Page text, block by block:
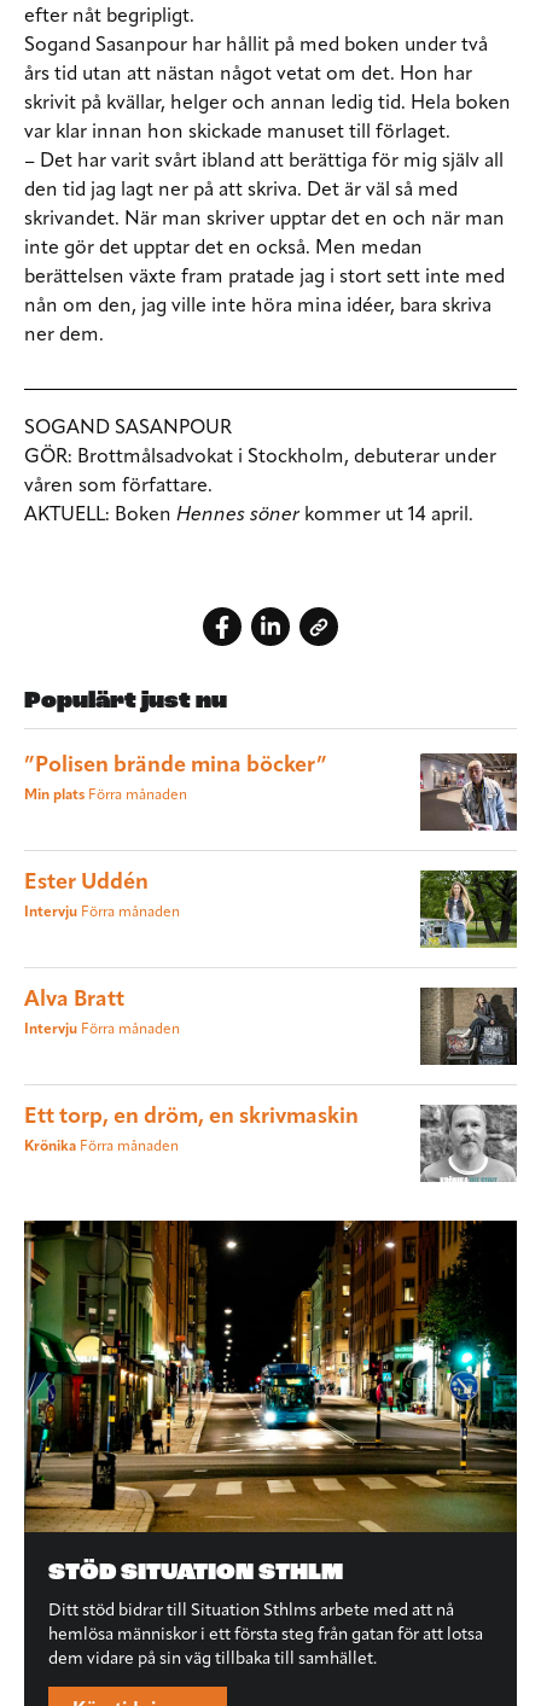
efter nåt begripligt.
Sogand Sasanpour har hållit på med boken under två
års tid utan att nästan något vetat om det. Hon har
skrivit på kvällar, helger och annan ledig tid. Hela boken
var klar innan hon skickade manuset till förlaget.
– Det har varit svårt ibland att berättiga för mig själv all
den tid jag lagt ner på att skriva. Det är väl så med
skrivandet. När man skriver upptar det en och när man
inte gör det upptar det en också. Men medan
berättelsen växte fram pratade jag i stort sett inte med
nån om den, jag ville inte höra mina idéer, bara skriva
ner dem.
SOGAND SASANPOUR
GÖR: Brottmålsadvokat i Stockholm, debuterar under
våren som författare.
AKTUELL: Boken Hennes söner kommer ut 14 april.
Populärt just nu
”Polisen brände mina böcker”
Min plats Förra månaden
Ester Uddén
Intervju Förra månaden
Alva Bratt
Intervju Förra månaden
Ett torp, en dröm, en skrivmaskin
Krönika Förra månaden
STÖD SITUATION STHLM
Ditt stöd bidrar till Situation Sthlms arbete med att nå
hemlösa människor i ett första steg från gatan för att lotsa
dem vidare på sin väg tillbaka till samhället.